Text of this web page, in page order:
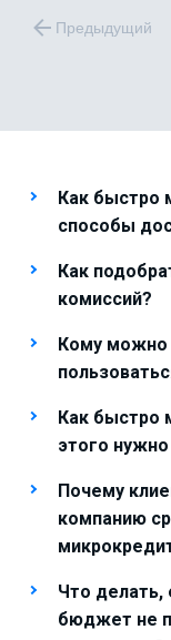
Предыдущий
Как быстро
способы
Как
комиссий?
Кому можно
Как быстро
этого
Почему
компанию
Что делать,
бюджет не